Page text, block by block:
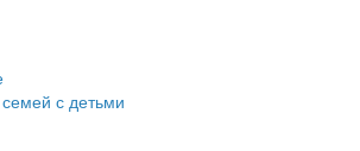
и АПК
Тверской области
муниципального округа
с детьми